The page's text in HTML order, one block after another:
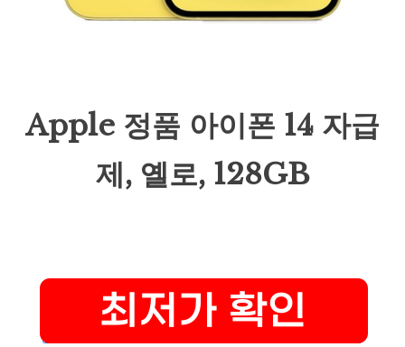
Apple 정품 아이폰 14 자급
제, 옐로, 128GB